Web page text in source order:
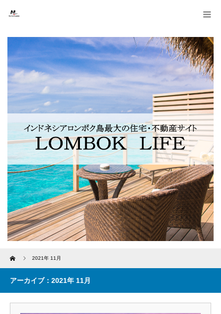
Home 2021年 11月
アーカイブ：2021年 11月